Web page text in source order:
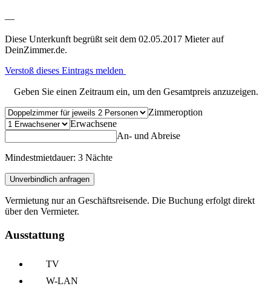
—
Diese Unterkunft begrüßt seit dem 02.05.2017 Mieter auf
DeinZimmer.de.
Verstoß dieses Eintrags melden
Geben Sie einen Zeitraum ein, um den Gesamtpreis anzuzeigen.
Zimmeroption
Erwachsene
An- und Abreise
Mindestmietdauer: 3 Nächte
Unverbindlich anfragen
Vermietung nur an Geschäftsreisende. Die Buchung erfolgt direkt
über den Vermieter.
Ausstattung
TV
W-LAN